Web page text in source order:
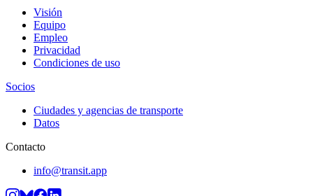
Visión
Equipo
Empleo
Privacidad
Condiciones de uso
Socios
Ciudades y agencias de transporte
Datos
Contacto
info@transit.app